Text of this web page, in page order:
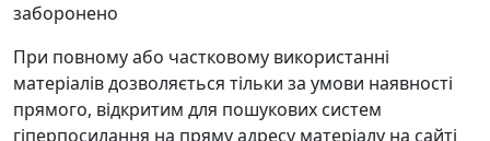
заборонено
При повному або частковому використанні
матеріалів дозволяється тільки за умови наявності
прямого, відкритим для пошукових систем
гіперпосилання на пряму адресу матеріалу на сайті